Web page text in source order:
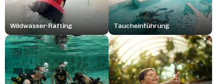
Wildwasser-Rafting Taucheinführung